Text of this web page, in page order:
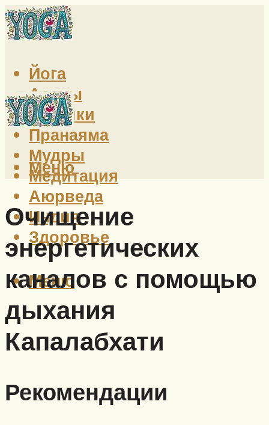
Йога
Асаны
Техники
Пранаяма
Мудры
Медитация
Аюрведа
Индия
Здоровье
Меню
Меню
Очищение
энергетических
каналов с помощью
дыхания
Капалабхати
Рекомендации